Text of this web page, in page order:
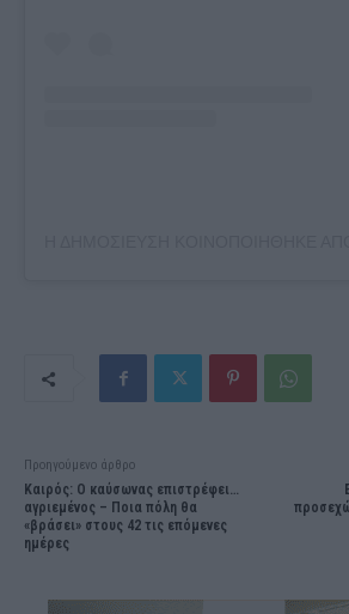
Προηγούμενο άρθρο
Καιρός: Ο καύσωνας επιστρέφει…
αγριεμένος – Ποια πόλη θα
«βράσει» στους 42 τις επόμενες
ημέρες